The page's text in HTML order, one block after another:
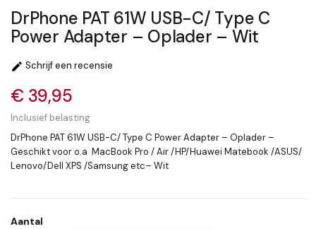
DrPhone PAT 61W USB-C/ Type C
Power Adapter – Oplader – Wit
 Schrijf een recensie
€ 39,95
Inclusief belasting
DrPhone PAT 61W USB-C/ Type C Power Adapter – Oplader –
Geschikt voor o.a MacBook Pro / Air /HP/Huawei Matebook /ASUS/
Lenovo/Dell XPS /Samsung etc– Wit
Aantal